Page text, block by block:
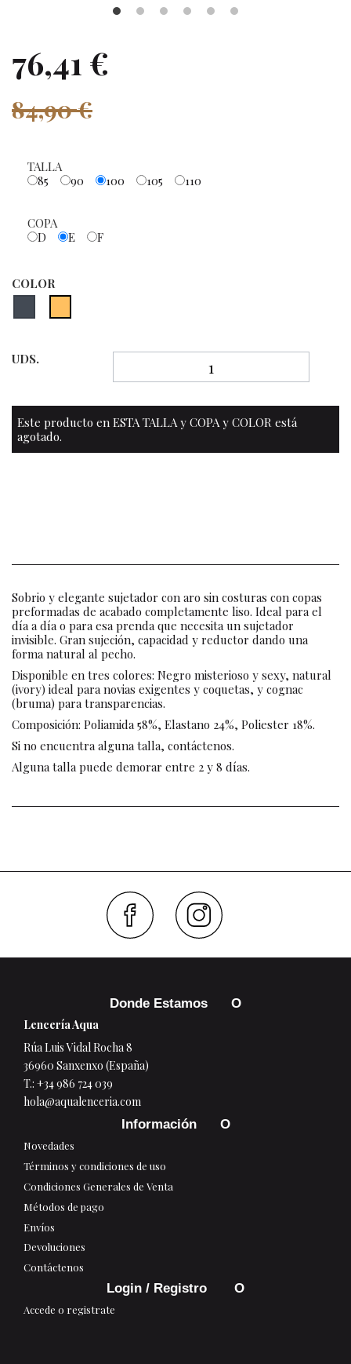
76,41 €
84,90 €
TALLA
85
90 100 105 110
COPA
D
E F
COLOR
UDS.
Este producto en ESTA TALLA y COPA y COLOR está
agotado.
Sobrio y elegante sujetador con aro sin costuras con copas
preformadas de acabado completamente liso. Ideal para el
día a día o para esa prenda que necesita un sujetador
invisible. Gran sujeción, capacidad y reductor dando una
forma natural al pecho.
Disponible en tres colores: Negro misterioso y sexy, natural
(ivory) ideal para novias exigentes y coquetas, y cognac
(bruma) para transparencias.
Composición: Poliamida 58%, Elastano 24%, Poliester 18%.
Si no encuentra alguna talla, contáctenos.
Alguna talla puede demorar entre 2 y 8 días.
Donde Estamos
Lencería Aqua
Rúa Luis Vidal Rocha 8
36960 Sanxenxo (España)
T.: +34 986 724 039
hola@aqualenceria.com
Información
Novedades
Términos y condiciones de uso
Condiciones Generales de Venta
Métodos de pago
Envíos
Devoluciones
Contáctenos
Login / Registro
Accede o registrate